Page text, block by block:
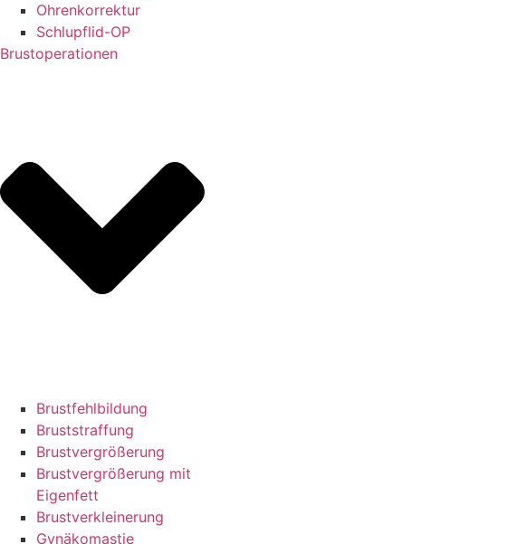
Ohrenkorrektur
Schlupflid-OP
Brustoperationen
Brustfehlbildung
Bruststraffung
Brustvergrößerung
Brustvergrößerung mit
Eigenfett
Brustverkleinerung
Gynäkomastie